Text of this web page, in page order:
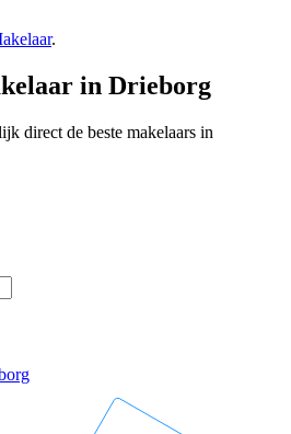
.
in Drieborg
direct de beste makelaars in